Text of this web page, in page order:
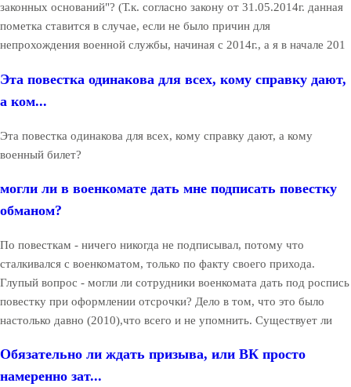
законных оснований"? (Т.к. согласно закону от 31.05.2014г. данная
пометка ставится в случае, если не было причин для
непрохождения военной службы, начиная с 2014г., а я в начале 201
Эта повестка одинакова для всех, кому справку дают,
а ком...
Эта повестка одинакова для всех, кому справку дают, а кому
военный билет?
могли ли в военкомате дать мне подписать повестку
обманом?
По повесткам - ничего никогда не подписывал, потому что
сталкивался с военкоматом, только по факту своего прихода.
Глупый вопрос - могли ли сотрудники военкомата дать под роспись
повестку при оформлении отсрочки? Дело в том, что это было
настолько давно (2010),что всего и не упомнить. Существует ли
Обязательно ли ждать призыва, или ВК просто
намеренно зат...